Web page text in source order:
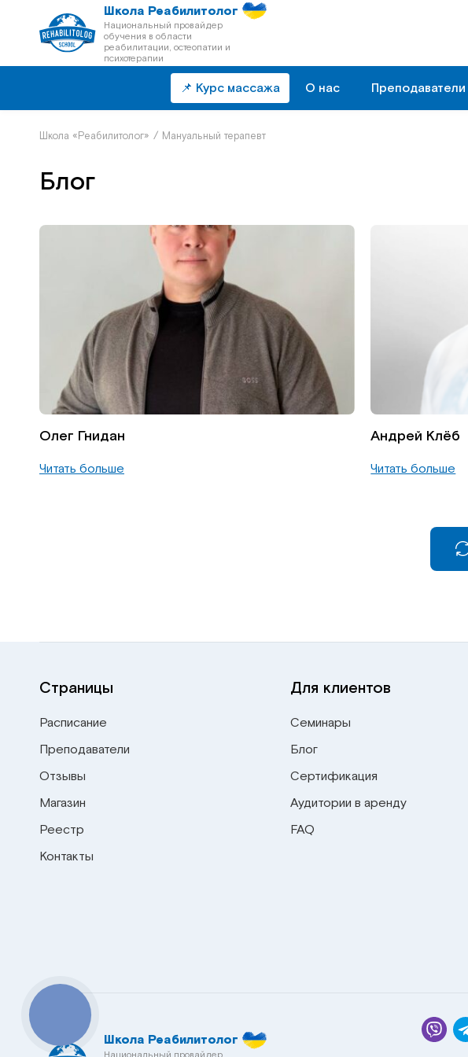
Школа Реабилитолог
Национальный провайдер
обучения в области
реабилитации, остеопатии и
психотерапии
📌 Курс массажа О нас Преподаватели
Школа «Реабилитолог» / Мануальный терапевт
Блог
Олег Гнидан
Читать больше
Андрей Клёб
Читать больше
Страницы
Расписание
Преподаватели
Отзывы
Магазин
Реестр
Контакты
Для клиентов
Семинары
Блог
Сертификация
Аудитории в аренду
FAQ
Школа Реабилитолог
Национальный провайдер